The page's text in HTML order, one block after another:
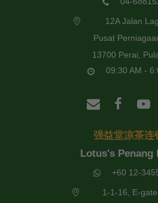
12A Jalan
Pusat
13700 Perai,
09:30 AM -
强益堂凉茶连
Lotus's Penang
+60 12-
1-1-16, E-